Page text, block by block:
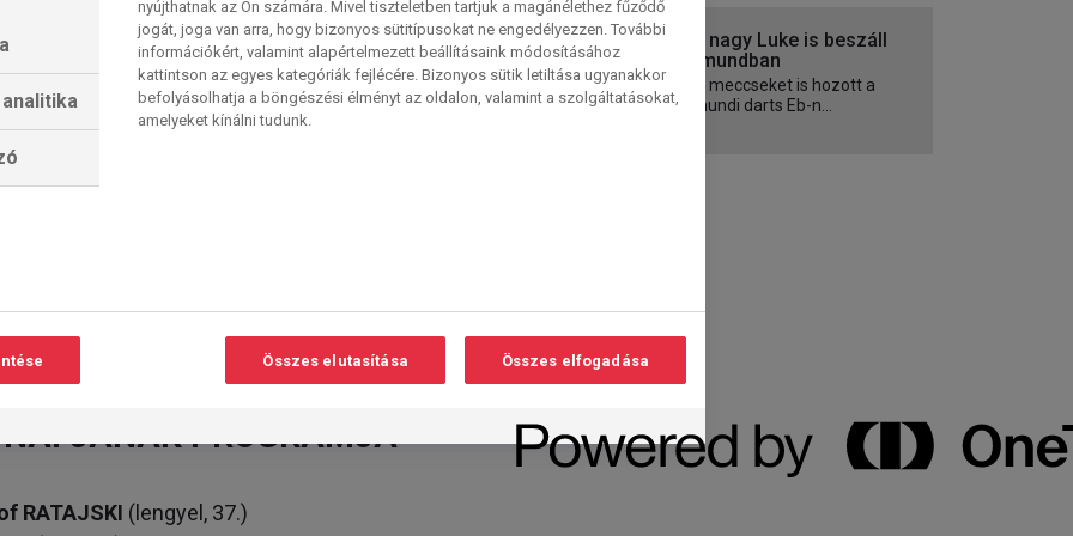
Openen (6–1), ám tavalyelőtt kikapott tőle
versenynapon (6–3).
Luke Littler lesz. Ellenfele David Davies
a PDC-világrangsor 145. helyezettje,
– meccset számlál. az első körben ugyanis a
3-0, 3-2)-re győzött, alacsonyabb körátlaggal
(37.5%–22.22%). A szorzója a
pénz, jó szívvel senkinek sem ajánljuk…
13:30 és 20:00 a második forduló
Zoltán, szakkommentátor:
PROGRAMJA
RATAJSKI (lengyel, 37.)
A két nagy Luke is beszáll
Dortmundban
Kiváló meccseket is hozott a
dortmundi darts Eb-n...
nyújthatnak az Ön számára. Mivel tiszteletben tartjuk a magánélethez fűződő
jogát, joga van arra, hogy bizonyos sütitípusokat ne engedélyezzen. További
információkért, valamint alapértelmezett beállításaink módosításához
kattintson az egyes kategóriák fejlécére. Bizonyos sütik letiltása ugyanakkor
befolyásolhatja a böngészési élményt az oldalon, valamint a szolgáltatásokat,
amelyeket kínálni tudunk.
Összes elutasítása Összes elfogadása